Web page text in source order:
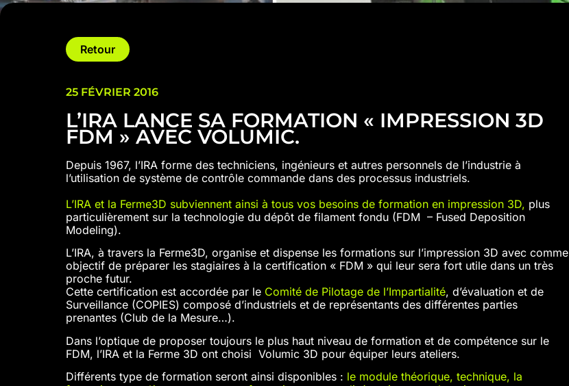
Retour
25 FÉVRIER 2016
L’IRA LANCE SA FORMATION « IMPRESSION 3D
FDM » AVEC VOLUMIC.
Depuis 1967, l’IRA forme des techniciens, ingénieurs et autres personnels de l’industrie à
l’utilisation de système de contrôle commande dans des processus industriels.
L’IRA et la Ferme3D subviennent ainsi à tous vos besoins de formation en impression 3D, plus
particulièrement sur la technologie du dépôt de filament fondu (FDM – Fused Deposition
Modeling).
L’IRA, à travers la Ferme3D, organise et dispense les formations sur l’impression 3D avec comme
objectif de préparer les stagiaires à la certification « FDM » qui leur sera fort utile dans un très
proche futur.
Cette certification est accordée par le Comité de Pilotage de l’Impartialité, d’évaluation et de
Surveillance (COPIES) composé d’industriels et de représentants des différentes parties
prenantes (Club de la Mesure…).
Dans l’optique de proposer toujours le plus haut niveau de formation et de compétence sur le
FDM, l’IRA et la Ferme 3D ont choisi Volumic 3D pour équiper leurs ateliers.
Différents type de formation seront ainsi disponibles : le module théorique, technique, la